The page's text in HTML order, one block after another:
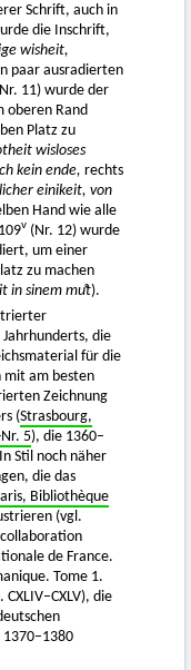
Schrift, auch in
die Inschrift,
wisheit,
paar ausradierten
11) wurde der
oberen Rand
Platz zu
wisloses
kein ende, rechts
einikeit, von
Hand wie alle
v (Nr. 12) wurde
um einer
zu machen
in sinem muͦt).
Jahrhunderts, die
für die
mit am besten
Zeichnung
(Strasbourg,
5), die 1360–
Stil noch näher
die das
Bibliothèque
(vgl.
de France.
Tome 1.
die